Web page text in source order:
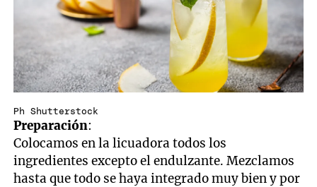
Ph Shutterstock
Preparación:
Colocamos en la licuadora todos los
ingredientes excepto el endulzante. Mezclamos
hasta que todo se haya integrado muy bien y por